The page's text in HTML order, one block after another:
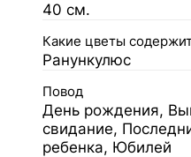
40 см.
Какие цветы
Ранункулюс
Повод
День рождения,
свидание,
ребенка, Юбилей